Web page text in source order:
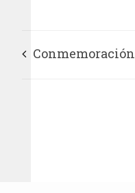
Conmemoración